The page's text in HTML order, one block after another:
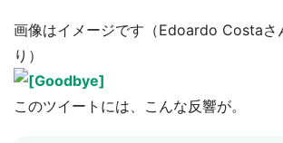
画像はイメージです（Edoardo Costaさ
り）
このツイートには、こんな反響が。